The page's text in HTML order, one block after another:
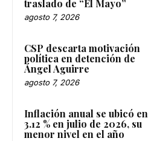
traslado de “El Mayo”
agosto 7, 2026
CSP descarta motivación
política en detención de
Ángel Aguirre
agosto 7, 2026
Inflación anual se ubicó en
3.12 % en julio de 2026, su
menor nivel en el año